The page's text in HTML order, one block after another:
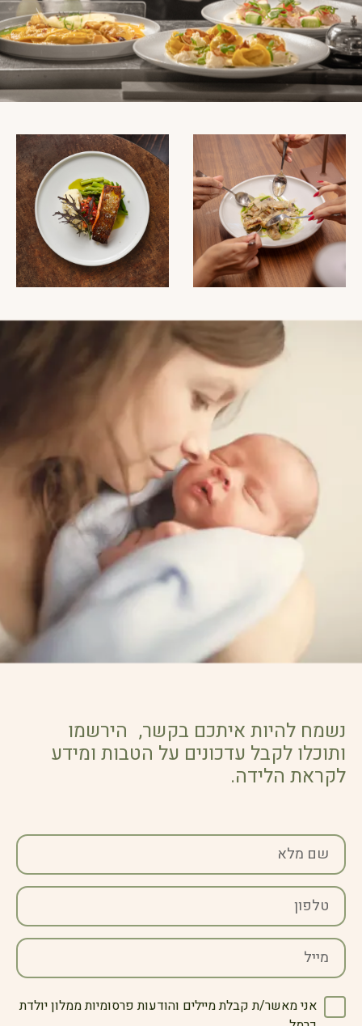
נשמח להיות איתכם בקשר, הירשמו
ותוכלו לקבל עדכונים על הטבות ומידע
לקראת הלידה.
אני מאשר/ת קבלת מיילים והודעות פרסומיות ממלון יולדת